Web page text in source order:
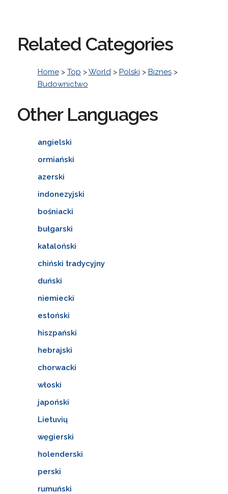
Related Categories
Home> Top >World> Polski > Biznes>
Budownictwo
Other Languages
angielski
ormiański
azerski
indonezyjski
bośniacki
bułgarski
kataloński
chiński tradycyjny
duński
niemiecki
estoński
hiszpański
hebrajski
chorwacki
włoski
japoński
Lietuvių
węgierski
holenderski
perski
rumuński